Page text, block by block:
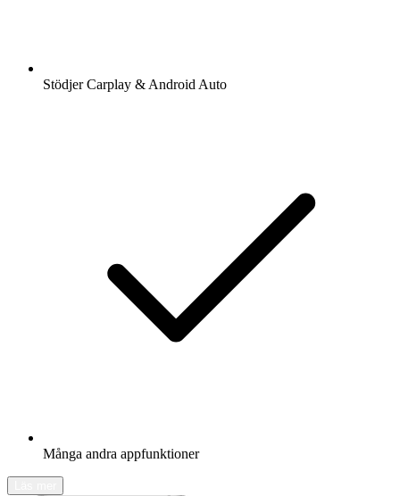
Stödjer Carplay & Android Auto
Många andra appfunktioner